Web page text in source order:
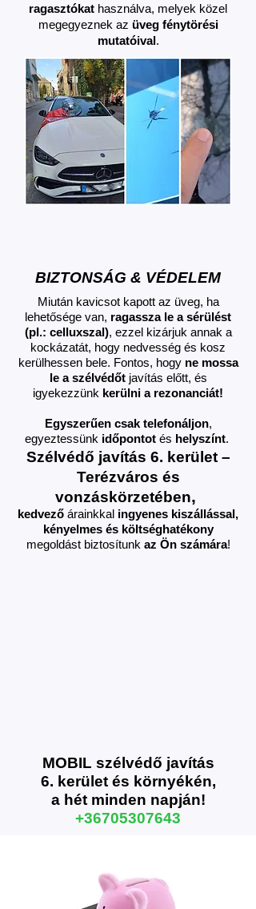
ragasztókat használva, melyek közel
megegyeznek az üveg fénytörési
mutatóival.
BIZTONSÁG & VÉDELEM
Miután kavicsot kapott az üveg, ha
lehetősége van, ragassza le a sérülést
(pl.: celluxszal), ezzel kizárjuk annak a
kockázatát, hogy nedvesség és kosz
kerülhessen bele. Fontos, hogy ne mossa
le a szélvédőtjavítás előtt, és
igyekezzünk kerülni a rezonanciát!
Egyszerűen csak telefonáljon,
egyeztessünk időpontot és helyszínt.
Szélvédő javítás 6. kerület –
Terézváros és
vonzáskörzetében,
kedvező árainkkal ingyenes kiszállással,
kényelmes és költséghatékony
megoldást biztosítunk az Ön számára!
MOBIL szélvédő javítás
6. kerület és környékén,
a hét minden napján!
+36705307643